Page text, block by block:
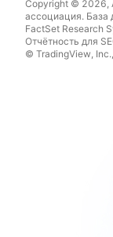
Copyright © 2026,
ассоциация. База
FactSet Research
Отчётность для
© TradingView,